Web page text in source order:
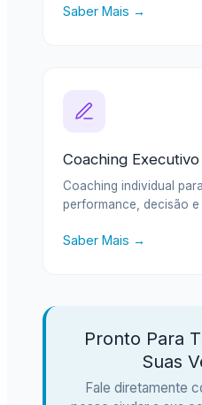
Saber Mais →
Coaching Executivo
Coaching individual
performance, decisão
Saber Mais →
Pronto Para
Suas
Fale diretamente